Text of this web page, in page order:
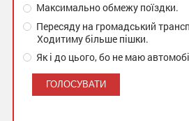
Максимально обмежу поїздки.
Пересяду на громадський
Ходитиму більше пішки.
Як і до цього, бо не маю